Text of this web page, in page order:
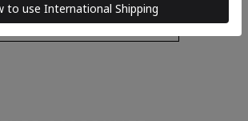
もっと見る